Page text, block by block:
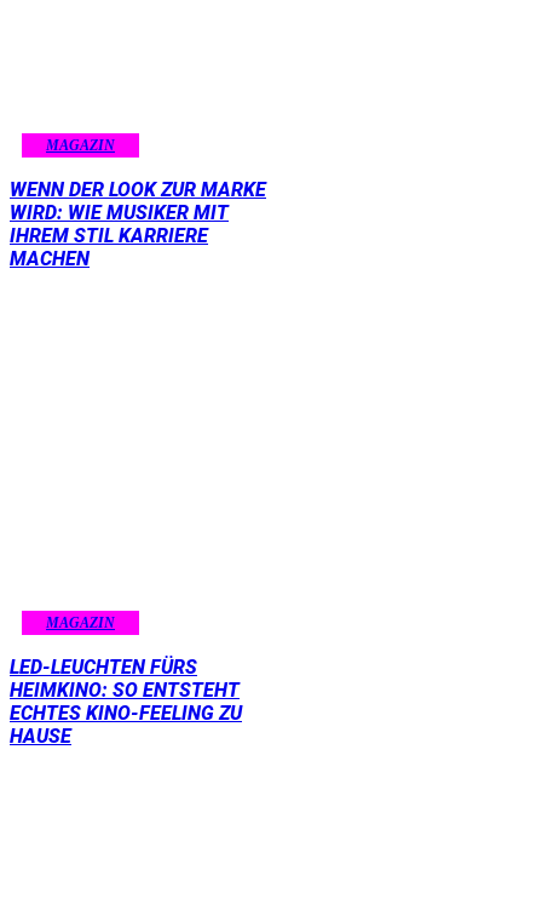
MAGAZIN
WENN DER LOOK ZUR MARKE
WIRD: WIE MUSIKER MIT
IHREM STIL KARRIERE
MACHEN
MAGAZIN
LED-LEUCHTEN FÜRS
HEIMKINO: SO ENTSTEHT
ECHTES KINO-FEELING ZU
HAUSE